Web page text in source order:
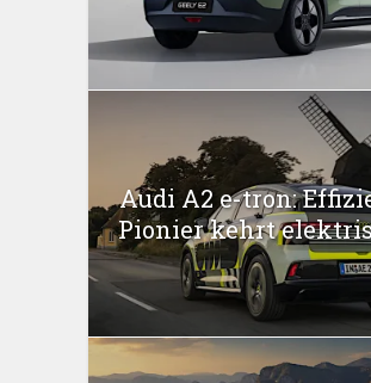
Audi A2 e-tron:
Pionier kehrt